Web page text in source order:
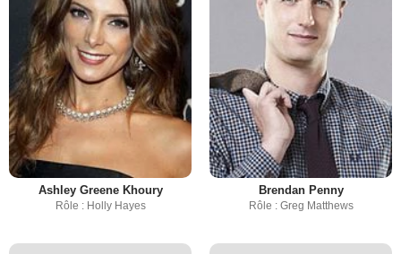
Ashley Greene Khoury
Rôle : Holly Hayes
Brendan Penny
Rôle : Greg Matthews